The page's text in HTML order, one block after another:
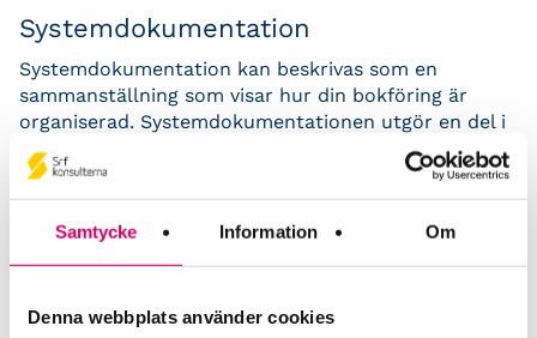
Samtycke Information Om
Denna webbplats använder cookies
Systemdokumentation
Systemdokumentation kan beskrivas som en
sammanställning som visar hur din bokföring är
organiserad. Systemdokumentationen utgör en del i
kundens räkenskapsinformation och är ett lagkrav
enligt bokföringslagen. I den här mikrokursen får du
grepp om vad systemdokumentation innebär enligt
bokföringslagen, varför den behövs och hur du kan
systemdokumentation ska innehålla för att uppfylla